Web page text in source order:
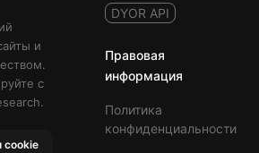
и
с
cookie
DYOR API
Правовая
информация
Политика
конфиденциальности